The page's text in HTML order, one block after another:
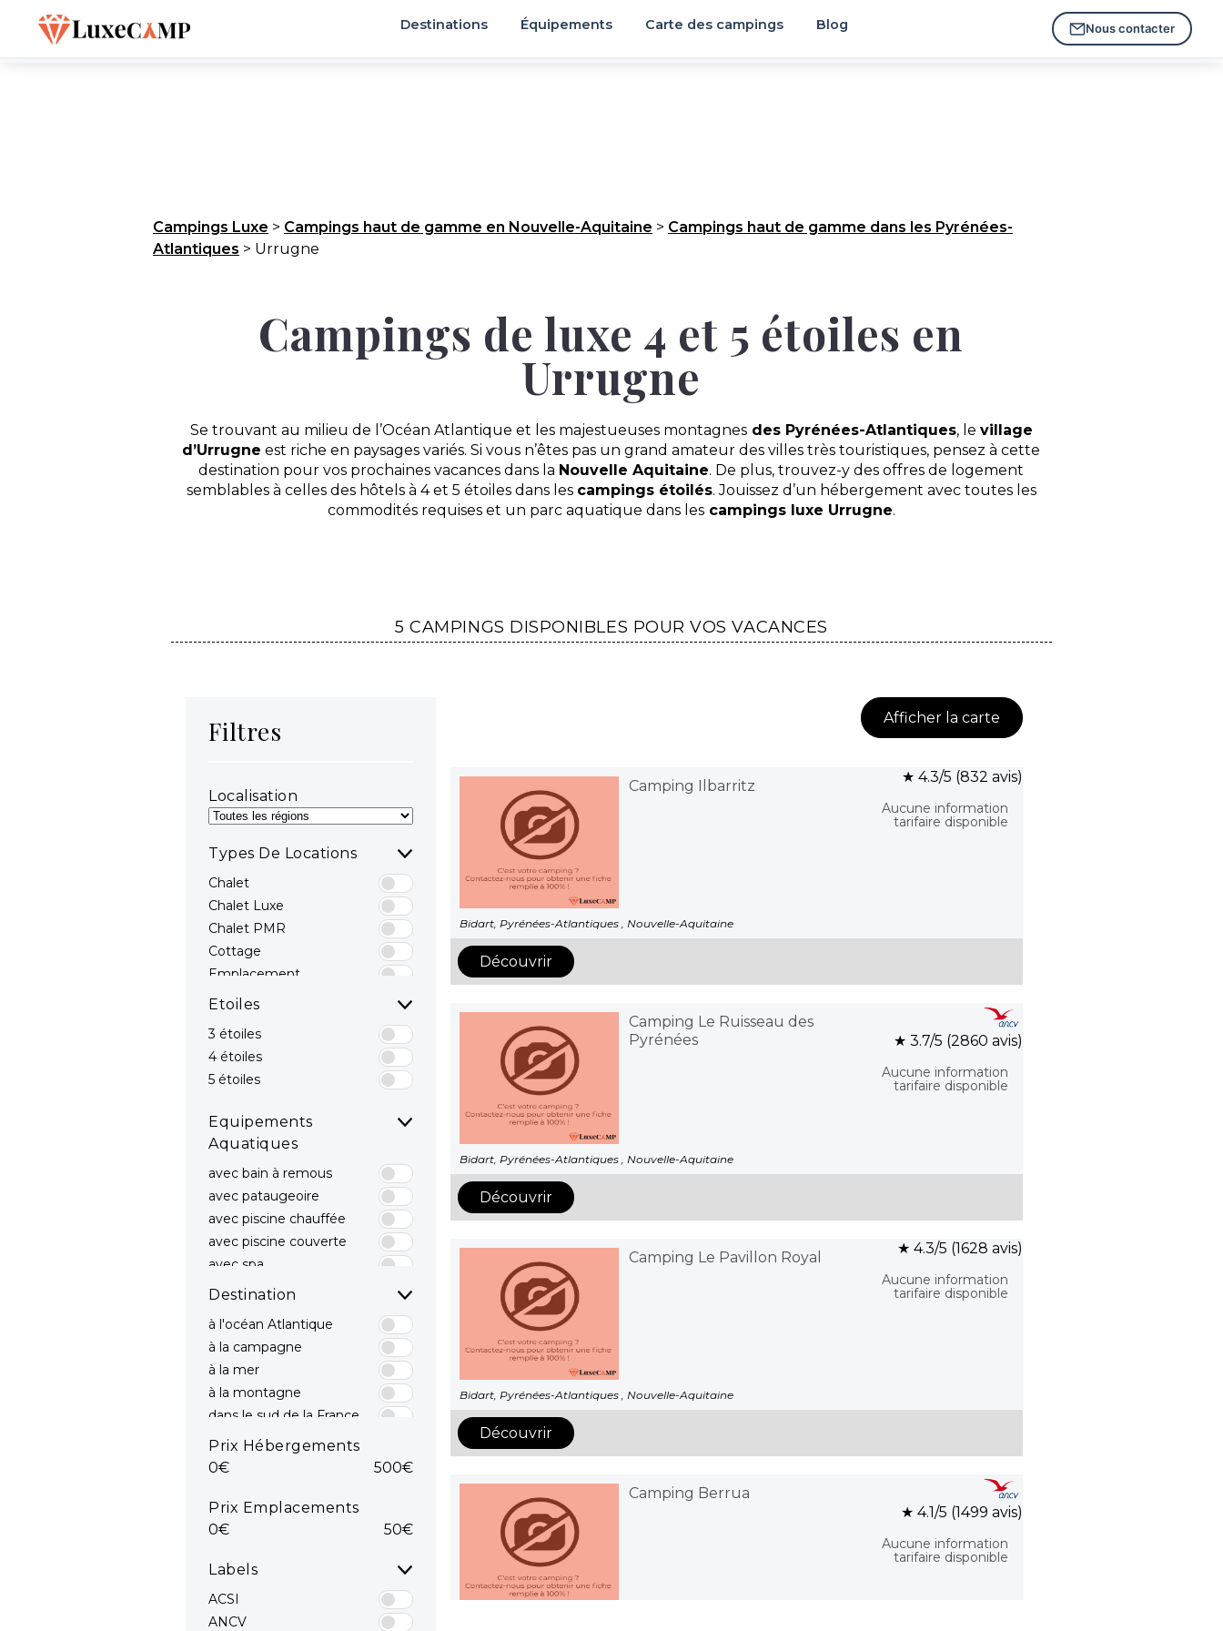
Destinations Équipements Carte des campings Blog Nous contacter
Campings Luxe > Campings haut de gamme en Nouvelle-Aquitaine > Campings haut de gamme dans les Pyrénées-
Atlantiques > Urrugne
Campings de luxe 4 et 5 étoiles en
Urrugne
Se trouvant au milieu de l’Océan Atlantique et les majestueuses montagnesdes Pyrénées-Atlantiques, le village
d’Urrugne est riche en paysages variés. Si vous n’êtes pas un grand amateur des villes très touristiques, pensez à cette
destination pour vos prochaines vacances dans la Nouvelle Aquitaine. De plus, trouvez-y des offres de logement
semblables à celles des hôtels à 4 et 5 étoiles dans les campings étoilés. Jouissez d’un hébergement avec toutes les
commodités requises et un parc aquatique dans lescampings luxe Urrugne.
5 CAMPINGS DISPONIBLES POUR VOS VACANCES
Filtres
Localisation
Types De Locations
Chalet
Chalet Luxe
Chalet PMR
Cottage
Emplacement
Emplacements avec
sanitaires privés
Hébergements Insolites
Mobil-home
Mobil-home avec spa
Mobil-home Luxe
Mobil-home PMR
Etoiles
3 étoiles
4 étoiles
5 étoiles
Equipements
Aquatiques
avec bain à remous
avec pataugeoire
avec piscine chauffée
avec piscine couverte
avec spa
avec toboggans
Destination
à l'océan Atlantique
à la campagne
à la mer
à la montagne
dans le sud de la France
dans le Sud est
dans le Sud ouest
mediterranee
en Méditerranée
sur la côte Atlantique
sur la Côte d'Azur
Prix Hébergements
0€
500€
Prix Emplacements
0€
50€
Labels
ACSI
ANCV
Afficher la carte
Camping Ilbarritz
Bidart, Pyrénées-Atlantiques , Nouvelle-Aquitaine
★ 4.3/5 (832 avis)
Aucune information
tarifaire disponible
Découvrir
Camping Le Ruisseau des
Pyrénées
Bidart, Pyrénées-Atlantiques , Nouvelle-Aquitaine
★ 3.7/5 (2860 avis)
Aucune information
tarifaire disponible
Découvrir
Camping Le Pavillon Royal
Bidart, Pyrénées-Atlantiques , Nouvelle-Aquitaine
★ 4.3/5 (1628 avis)
Aucune information
tarifaire disponible
Découvrir
Camping Berrua
★ 4.1/5 (1499 avis)
Aucune information
tarifaire disponible